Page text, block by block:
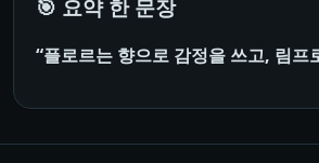
🎯 요약 한 문장
“플로르는 향으로 감정을 쓰고, 림프